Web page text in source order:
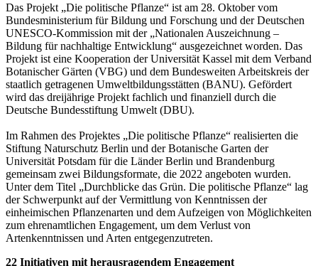
Das Projekt „Die politische Pflanze“ ist am 28. Oktober vom
Bundesministerium für Bildung und Forschung und der Deutschen
UNESCO-Kommission mit der „Nationalen Auszeichnung –
Bildung für nachhaltige Entwicklung“ ausgezeichnet worden. Das
Projekt ist eine Kooperation der Universität Kassel mit dem Verband
Botanischer Gärten (VBG) und dem Bundesweiten Arbeitskreis der
staatlich getragenen Umweltbildungsstätten (BANU). Gefördert
wird das dreijährige Projekt fachlich und finanziell durch die
Deutsche Bundesstiftung Umwelt (DBU).
Im Rahmen des Projektes „Die politische Pflanze“ realisierten die
Stiftung Naturschutz Berlin und der Botanische Garten der
Universität Potsdam für die Länder Berlin und Brandenburg
gemeinsam zwei Bildungsformate, die 2022 angeboten wurden.
Unter dem Titel „Durchblicke das Grün. Die politische Pflanze“ lag
der Schwerpunkt auf der Vermittlung von Kenntnissen der
einheimischen Pflanzenarten und dem Aufzeigen von Möglichkeiten
zum ehrenamtlichen Engagement, um dem Verlust von
Artenkenntnissen und Arten entgegenzutreten.
22 Initiativen mit herausragendem Engagement